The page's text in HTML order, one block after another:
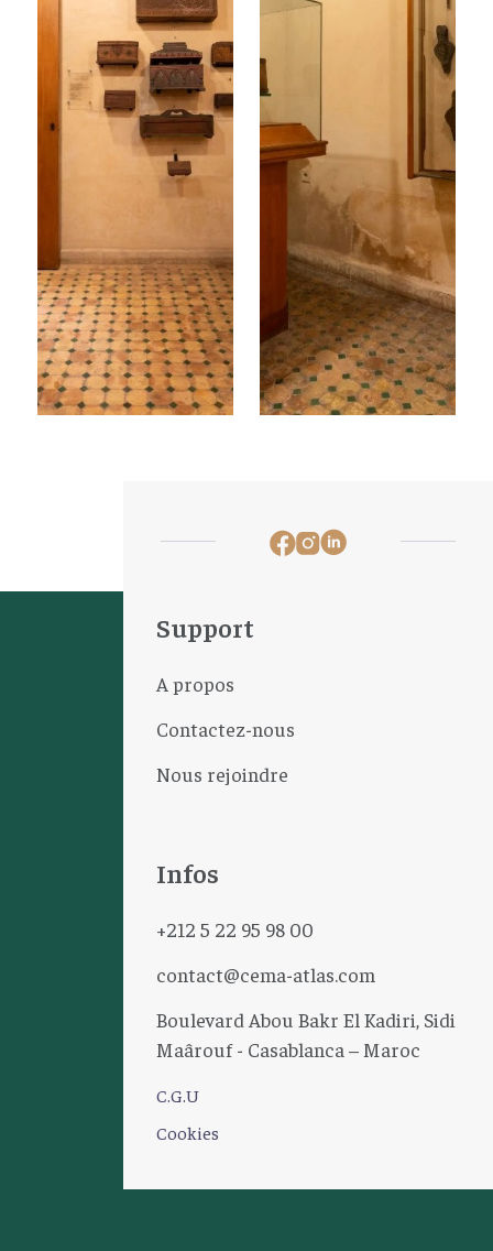
C.G.U
Cookies
Support
A propos
Contactez-nous
Nous rejoindre
Infos
+212 5 22 95 98 00
contact@cema-atlas.com
Boulevard Abou Bakr El Kadiri, Sidi
Maârouf - Casablanca – Maroc